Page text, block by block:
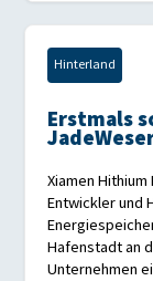
Hinterland
Erstmals
Xiamen
Entwickler und
Hafenstadt an
Unternehmen